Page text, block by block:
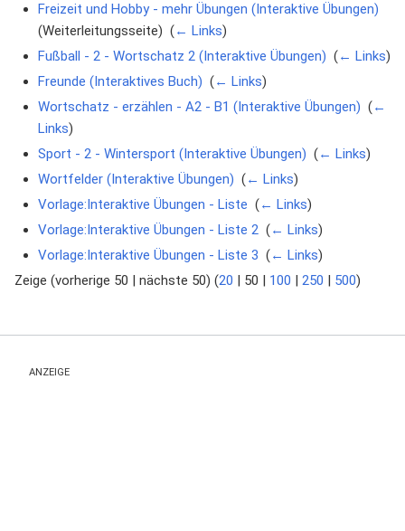
Freizeit und Hobby - mehr Übungen (Interaktive Übungen)
(Weiterleitungsseite) ‎ (← Links)
Fußball - 2 - Wortschatz 2 (Interaktive Übungen) (← Links)
Freunde (Interaktives Buch) (← Links)
Wortschatz - erzählen - A2 - B1 (Interaktive Übungen) (←
Links)
Sport - 2 - Wintersport (Interaktive Übungen) (← Links)
Wortfelder (Interaktive Übungen) (← Links)
Vorlage:Interaktive Übungen - Liste (← Links)
Vorlage:Interaktive Übungen - Liste 2‎ (← Links)
Vorlage:Interaktive Übungen - Liste 3 (← Links)
Zeige (vorherige 50 | nächste 50) (20 | 50 | 100 | 250 | 500)
ANZEIGE